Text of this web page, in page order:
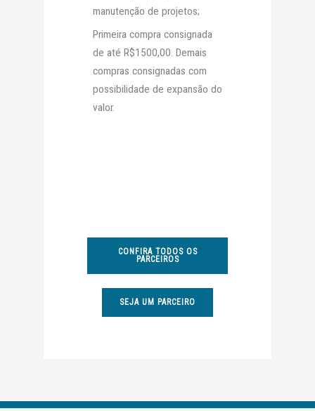
manutenção de projetos;
Primeira compra consignada
de até R$1500,00. Demais
compras consignadas com
possibilidade de expansão do
valor.
CONFIRA TODOS OS
PARCEIROS
SEJA UM PARCEIRO